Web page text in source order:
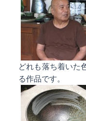
どれも落ち着いた
る作品です。